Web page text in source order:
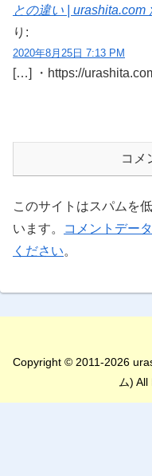
との違い |
り:
2020年8月25日 7:13 PM
[…] ・https://
コメ
このサイトはスパムを
います。
コメントデー
ください。
Copyright © 2011-2026
ム) All